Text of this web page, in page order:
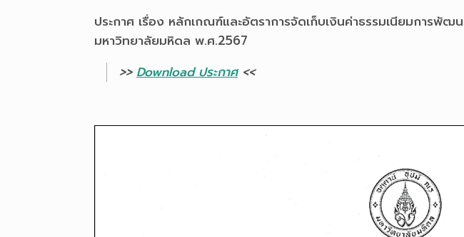
ประกาศ เรื่อง หลักเกณฑ์และอัตราการจัดเก็บเงินค่าธรรมเนียมการพั
มหาวิทยาลัยมหิดล พ.ศ.2567
>> Download ประกาศ<<